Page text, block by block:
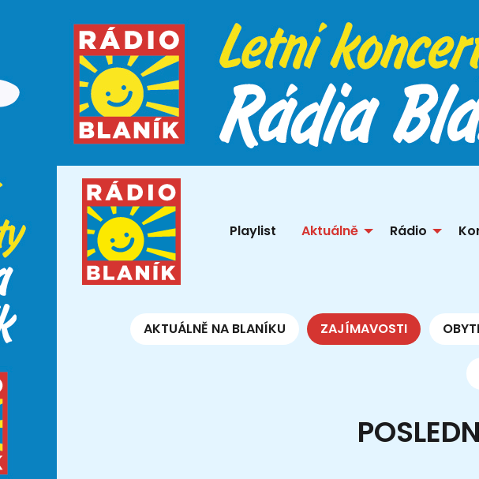
Playlist Aktuálně Rádio
AKTUÁLNĚ NA BLANÍKU ZAJÍMAVOSTI